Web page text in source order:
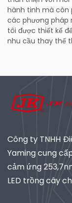
hành tinh mà còn
các phương pháp
tôi được thiết kế
nhu cầu thay thế
Công ty TNHH
Yaming cung
cảm ứng
LED trồng cây